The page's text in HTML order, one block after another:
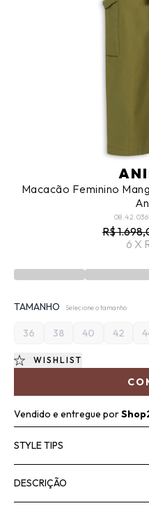
Macacão Feminino
R$
6 X
TAMANHO Selecione o tamanho
36 38 40 42
WISHLIST
Vendido e entregue por
STYLE TIPS
DESCRIÇÃO